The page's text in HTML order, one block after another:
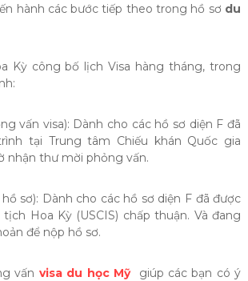
hành các bước tiếp theo trong hồ sơ du
Kỳ công bố lịch Visa hàng tháng, trong
vấn visa): Dành cho các hồ sơ diện F đã
tại Trung tâm Chiếu khán Quốc gia
nhận thư mời phỏng vấn.
sơ): Dành cho các hồ sơ diện F đã được
Hoa Kỳ (USCIS) chấp thuận. Và đang
để nộp hồ sơ.
vấn visa du học Mỹ
giúp các bạn có ý